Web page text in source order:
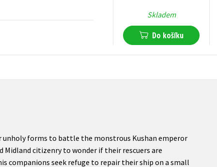
Skladem
Do košíku
unholy forms to battle the monstrous Kushan emperor
citizenry to wonder if their rescuers are
companions seek refuge to repair their ship on a small